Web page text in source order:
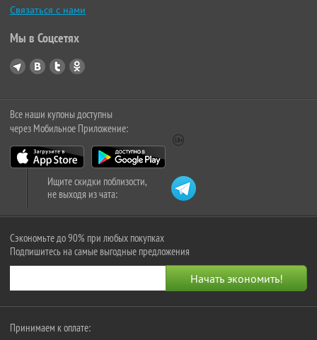
Связаться с нами
Мы в Соцсетях
Все наши купоны доступны
через Мобильное Приложение:
Ищите скидки поблизости,
не выходя из чата:
Сэкономьте до 90% при любых покупках
Подпишитесь на самые выгодные предложения
Принимаем к оплате: